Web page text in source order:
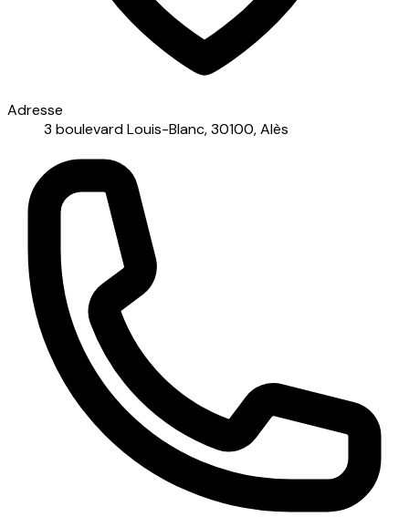
Adresse
3 boulevard Louis-Blanc, 30100, Alès